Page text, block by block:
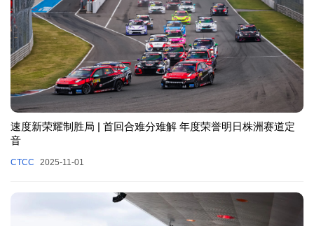
速度新荣耀制胜局 | 首回合难分难解 年度荣誉明日株洲赛道定
音
CTCC 2025-11-01